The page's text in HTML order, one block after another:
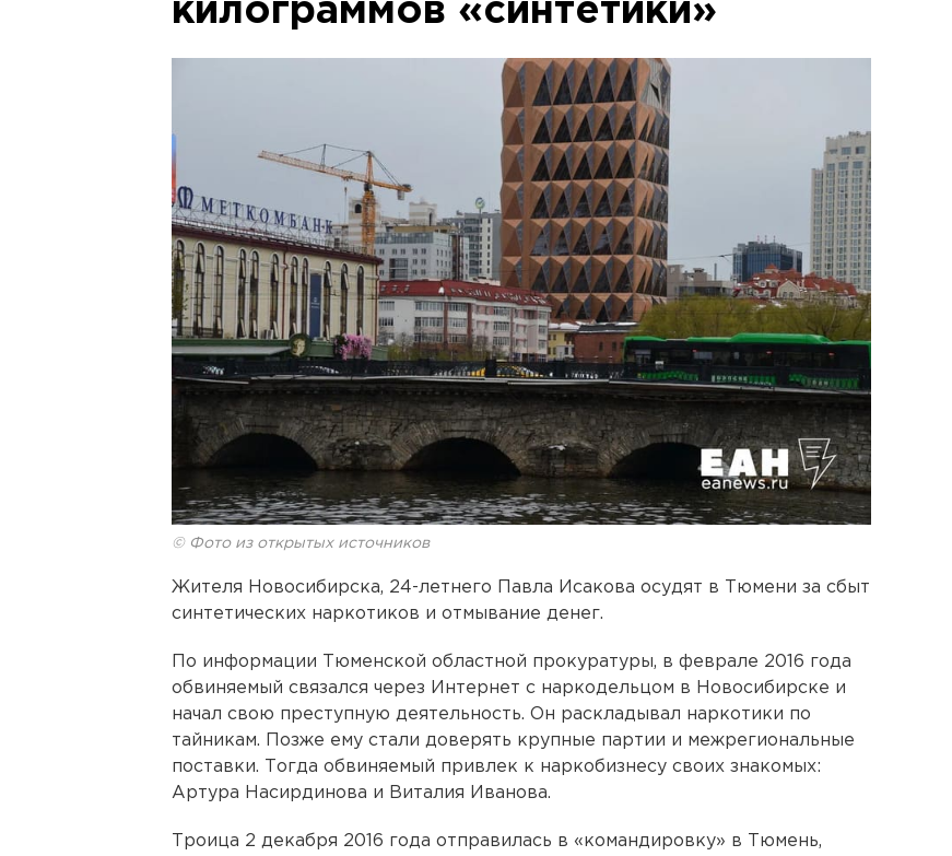
килограммов «синтетики»
© Фото из открытых источников
Жителя Новосибирска, 24-летнего Павла Исакова осудят в Тюмени за сбыт
синтетических наркотиков и отмывание денег.
По информации Тюменской областной прокуратуры, в феврале 2016 года
обвиняемый связался через Интернет с наркодельцом в Новосибирске и
начал свою преступную деятельность. Он раскладывал наркотики по
тайникам. Позже ему стали доверять крупные партии и межрегиональные
поставки. Тогда обвиняемый привлек к наркобизнесу своих знакомых:
Артура Насирдинова и Виталия Иванова.
Троица 2 декабря 2016 года отправилась в «командировку» в Тюмень,